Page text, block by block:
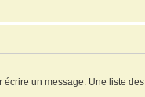
écrire un message. Une liste des